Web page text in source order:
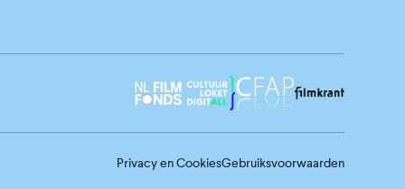
Privacy en CookiesGebruiksvoorwaarden